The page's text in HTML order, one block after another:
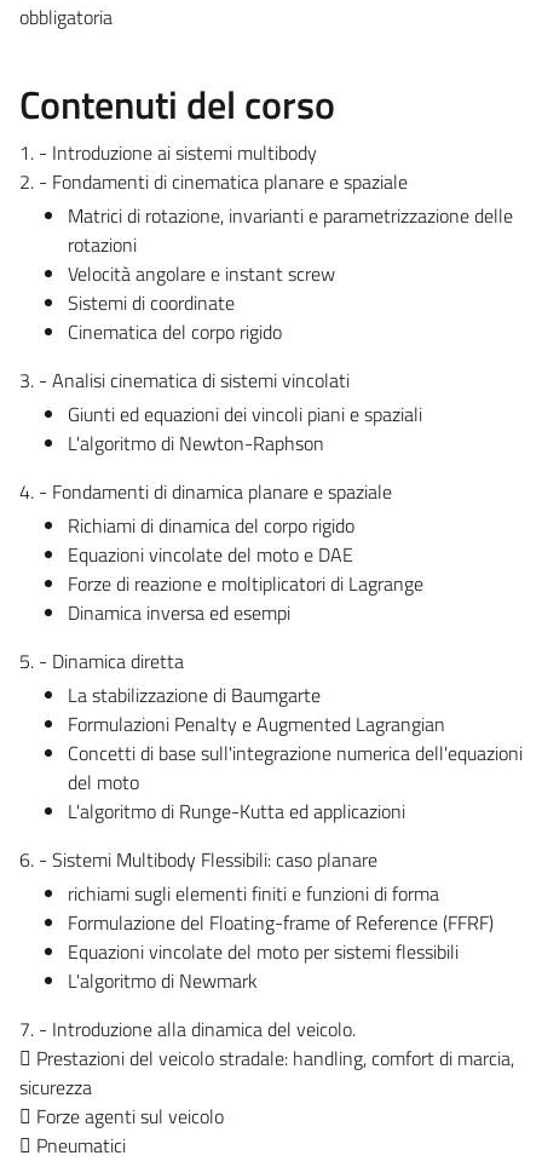
obbligatoria
Contenuti del corso
1. - Introduzione ai sistemi multibody
2. - Fondamenti di cinematica planare e spaziale
Matrici di rotazione, invarianti e parametrizzazione delle
rotazioni
Velocità angolare e instant screw
Sistemi di coordinate
Cinematica del corpo rigido
3. - Analisi cinematica di sistemi vincolati
Giunti ed equazioni dei vincoli piani e spaziali
L'algoritmo di Newton-Raphson
4. - Fondamenti di dinamica planare e spaziale
Richiami di dinamica del corpo rigido
Equazioni vincolate del moto e DAE
Forze di reazione e moltiplicatori di Lagrange
Dinamica inversa ed esempi
5. - Dinamica diretta
La stabilizzazione di Baumgarte
Formulazioni Penalty e Augmented Lagrangian
Concetti di base sull'integrazione numerica dell'equazioni
del moto
L'algoritmo di Runge-Kutta ed applicazioni
6. - Sistemi Multibody Flessibili: caso planare
richiami sugli elementi finiti e funzioni di forma
Formulazione del Floating-frame of Reference (FFRF)
Equazioni vincolate del moto per sistemi flessibili
L'algoritmo di Newmark
7. - Introduzione alla dinamica del veicolo.
 Prestazioni del veicolo stradale: handling, comfort di marcia,
sicurezza
 Forze agenti sul veicolo
 Pneumatici